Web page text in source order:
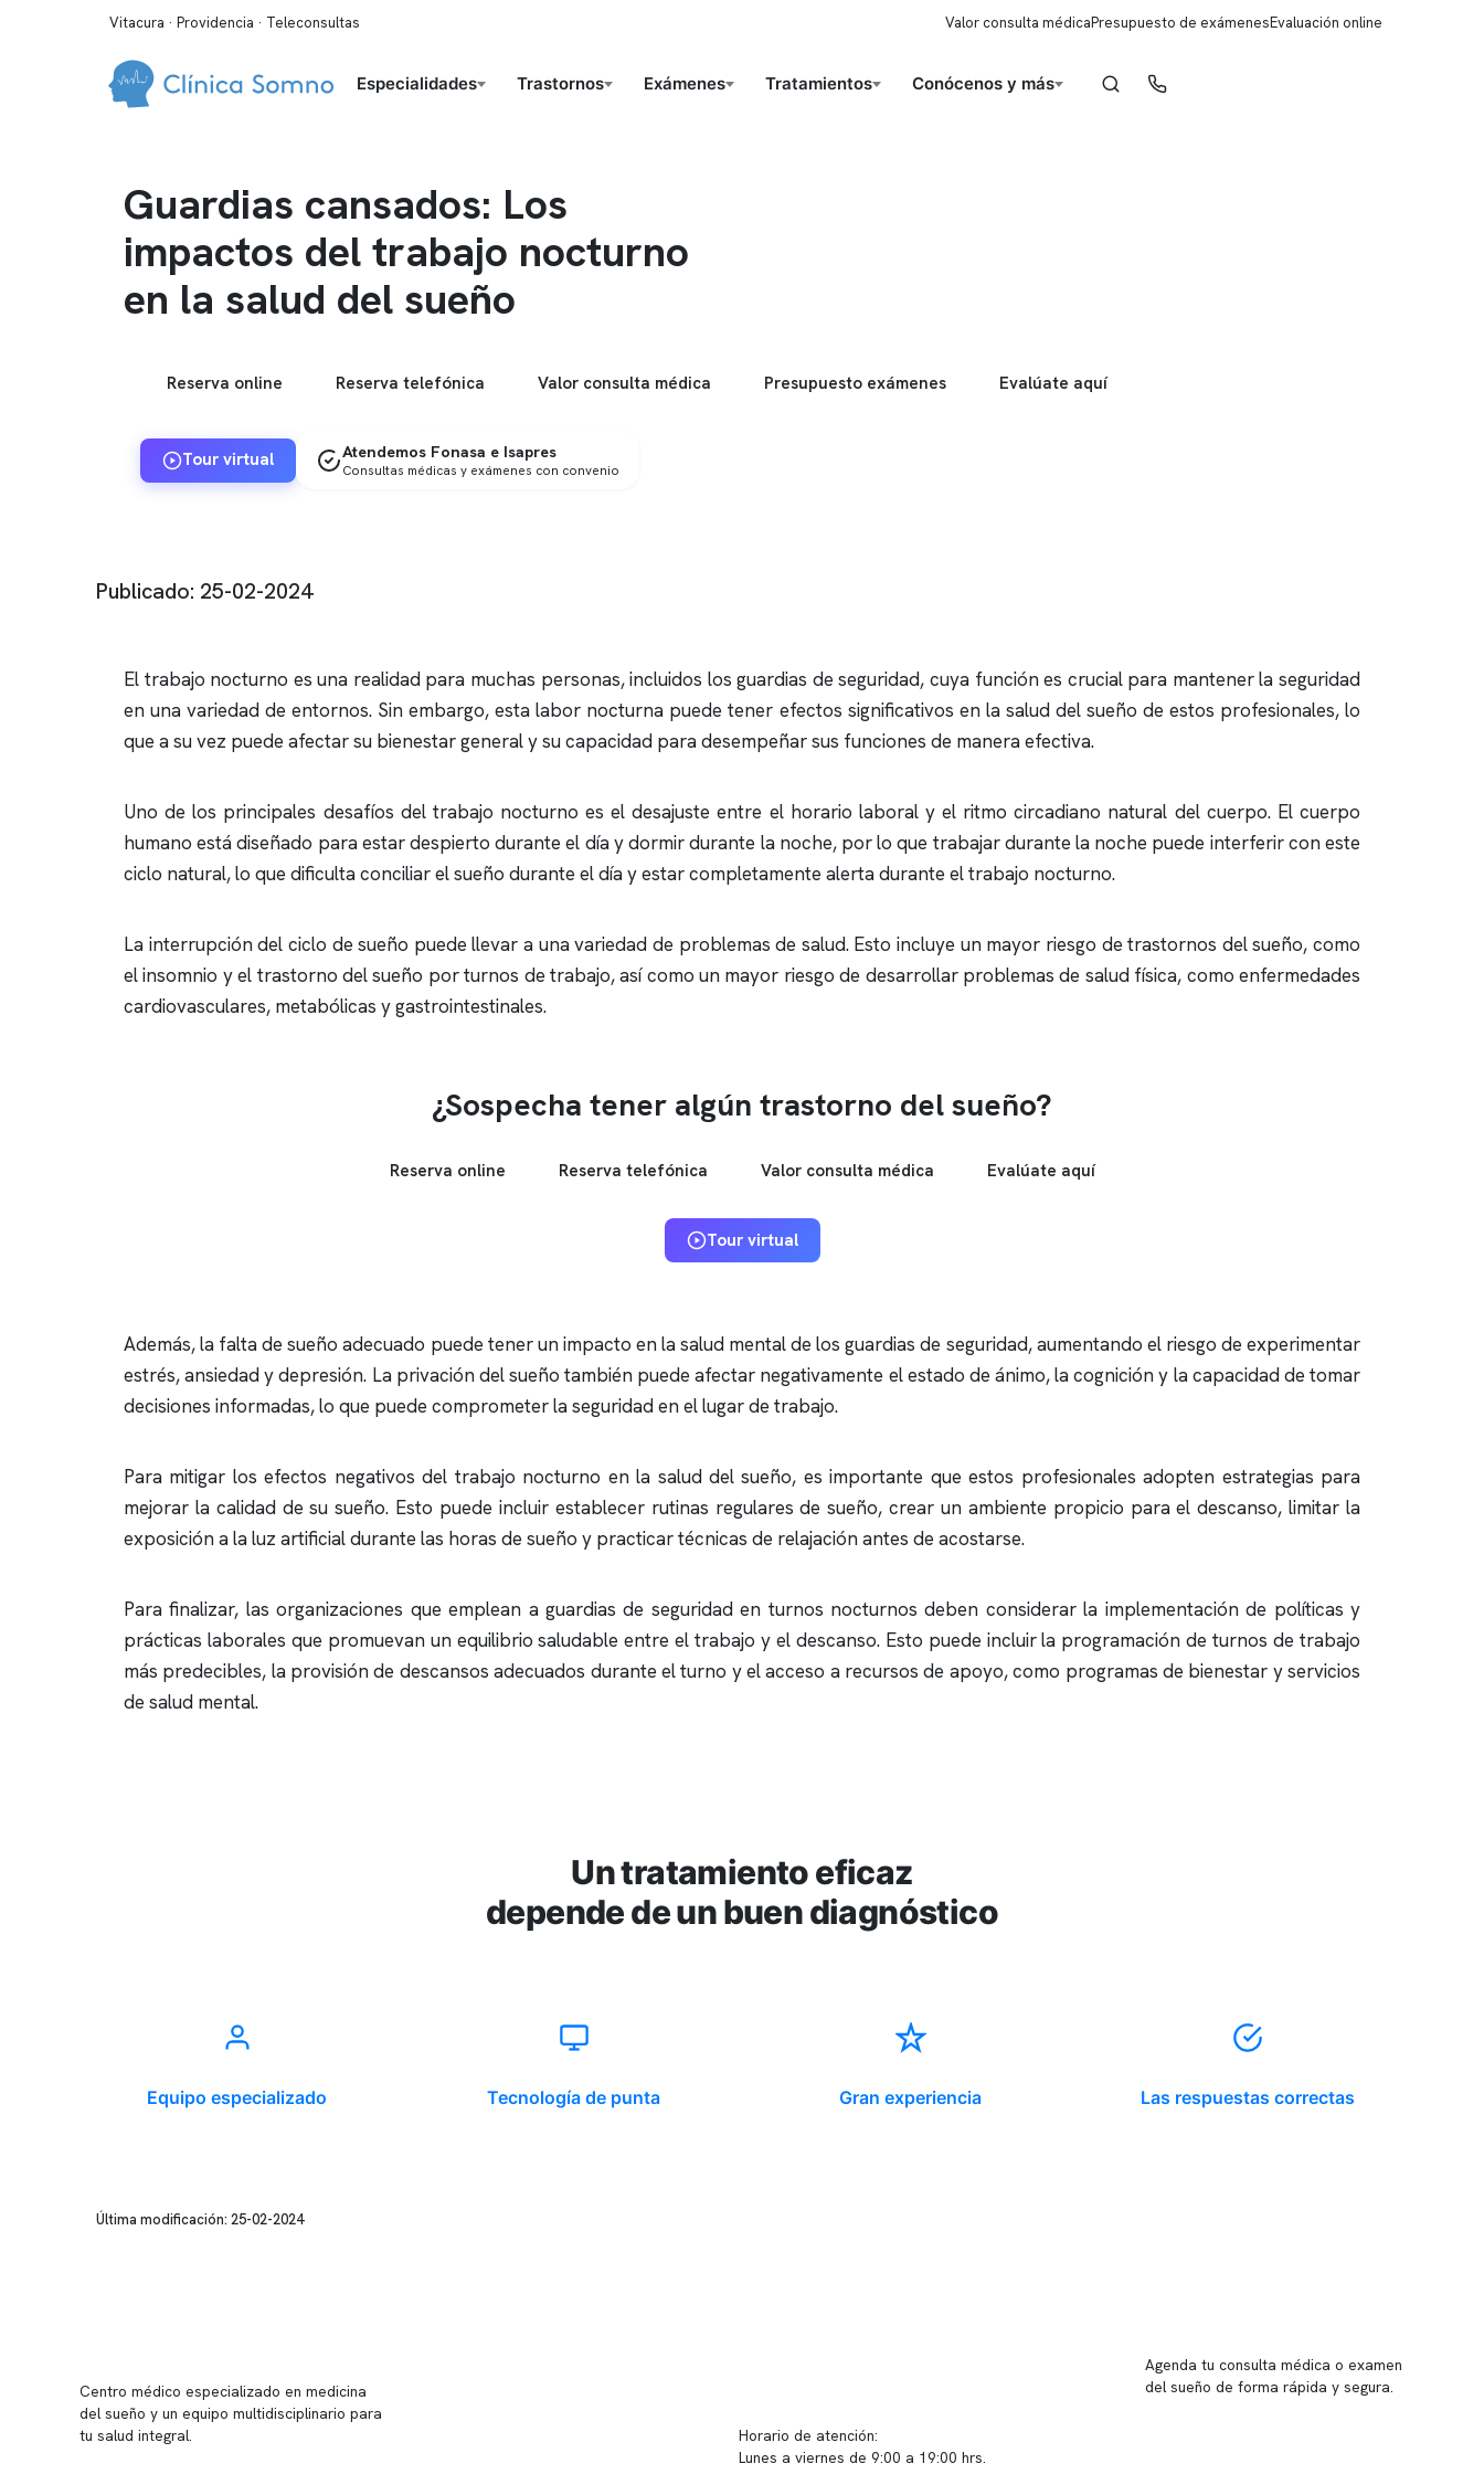
Vitacura · Providencia · Teleconsultas Valor consulta médicaPresupuesto de exámenesEvaluación online
Especialidades Trastornos Exámenes Tratamientos Conócenos y más
Guardias cansados: Los
impactos del trabajo nocturno
en la salud del sueño
Reserva online Reserva telefónica Valor consulta médica Presupuesto exámenes Evalúate aquí
Tour virtual Atendemos Fonasa e Isapres
Consultas médicas y exámenes con convenio
Publicado: 25-02-2024
El trabajo nocturno es una realidad para muchas personas, incluidos los guardias de seguridad, cuya función es crucial para mantener la seguridad
en una variedad de entornos. Sin embargo, esta labor nocturna puede tener efectos significativos en la salud del sueño de estos profesionales, lo
que a su vez puede afectar su bienestar general y su capacidad para desempeñar sus funciones de manera efectiva.
Uno de los principales desafíos del trabajo nocturno es el desajuste entre el horario laboral y el ritmo circadiano natural del cuerpo. El cuerpo
humano está diseñado para estar despierto durante el día y dormir durante la noche, por lo que trabajar durante la noche puede interferir con este
ciclo natural, lo que dificulta conciliar el sueño durante el día y estar completamente alerta durante el trabajo nocturno.
La interrupción del ciclo de sueño puede llevar a una variedad de problemas de salud. Esto incluye un mayor riesgo de trastornos del sueño, como
elinsomnio y el trastorno del sueño por turnos de trabajo, así como un mayor riesgo de desarrollar problemas de salud física, como enfermedades
cardiovasculares, metabólicas y gastrointestinales.
¿Sospecha tener algún trastorno del sueño?
Reserva online Reserva telefónica Valor consulta médica Evalúate aquí
Tour virtual
Además, la falta de sueño adecuado puede tener un impacto en la salud mental de los guardias de seguridad, aumentando el riesgo de experimentar
estrés, ansiedad y depresión. La privación del sueño también puede afectar negativamente el estado de ánimo, la cognición y la capacidad de tomar
decisiones informadas, lo que puede comprometer la seguridad en el lugar de trabajo.
Para mitigar los efectos negativos del trabajo nocturno en la salud del sueño, es importante que estos profesionales adopten estrategias para
mejorar la calidad de su sueño. Esto puede incluir establecer rutinas regulares de sueño, crear un ambiente propicio para el descanso, limitar la
exposición a la luz artificial durante las horas de sueño y practicar técnicas de relajación antes de acostarse.
Para finalizar, las organizaciones que emplean a guardias de seguridad en turnos nocturnos deben considerar la implementación de políticas y
prácticas laborales que promuevan un equilibrio saludable entre el trabajo y el descanso. Esto puede incluir la programación de turnos de trabajo
más predecibles, la provisión de descansos adecuados durante el turno y el acceso a recursos de apoyo, como programas de bienestar y servicios
de salud mental.
Un tratamiento eficaz
depende de un buen diagnóstico
Equipo especializado Tecnología de punta Gran experiencia Las respuestas correctas
Última modificación: 25-02-2024
Centro médico especializado en medicina
del sueño y un equipo multidisciplinario para
tu salud integral.
Horario de atención:
Lunes a viernes de 9:00 a 19:00 hrs.
Agenda tu consulta médica o examen
del sueño de forma rápida y segura.